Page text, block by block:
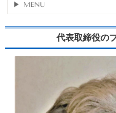
MENU
代表取締役の